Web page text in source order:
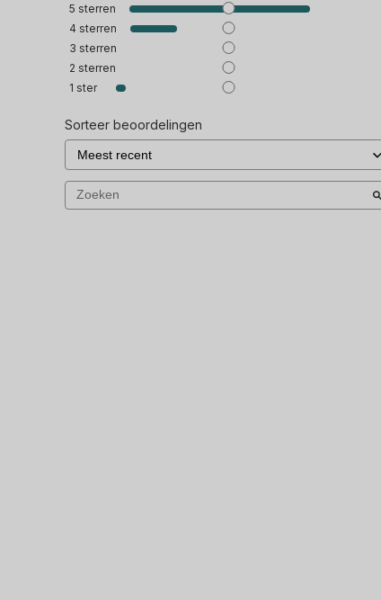
5 sterren
4 sterren
3 sterren
2 sterren
1 ster
Sorteer beoordelingen